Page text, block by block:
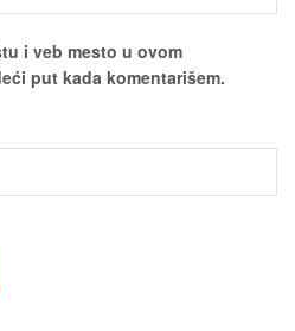
i veb mesto u ovom
put kada komentarišem.